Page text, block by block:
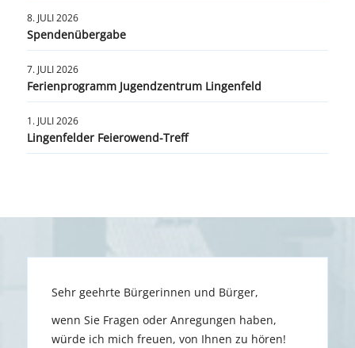
8. JULI 2026
Spendenübergabe
7. JULI 2026
Ferienprogramm Jugendzentrum Lingenfeld
1. JULI 2026
Lingenfelder Feierowend-Treff
Sehr geehrte Bürgerinnen und Bürger,
wenn Sie Fragen oder Anregungen haben,
würde ich mich freuen, von Ihnen zu hören!